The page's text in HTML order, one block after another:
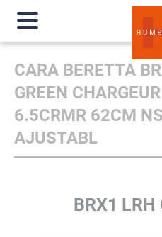
CARA BERETTA
GREEN
6.5CRMR 62CM
AJUSTABL
BRX1 LRH